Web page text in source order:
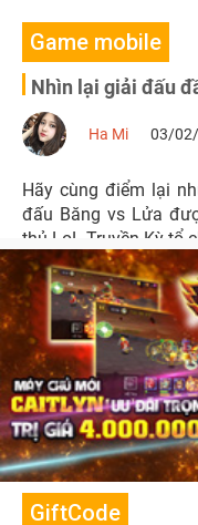
Game mobile
Nhìn lại giải đấu
Ha Mi 03/
Hãy cùng điểm lại
đấu Băng vs Lửa
thủ LoL Truyền Kỳ tổ
GiftCode